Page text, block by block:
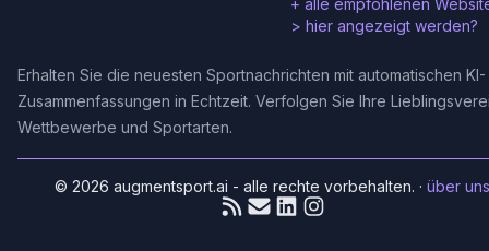
+ alle empfohlenen
> hier angezeigt werden?
Erhalten Sie die neuesten Sportnachrichten mit automatischen KI-
Zusammenfassungen in Echtzeit. Verfolgen Sie Ihre
Wettbewerbe und Sportarten.
© 2026 augmentsport.ai - alle rechte vorbehalten. ·über